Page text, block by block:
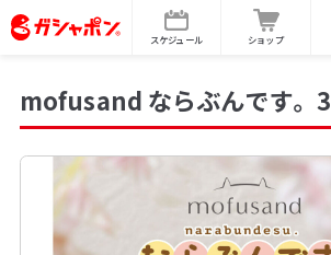
スケジュール ショップ
mofusand ならぶんです。 3